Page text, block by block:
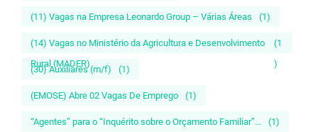
(11) Vagas na Empresa Leonardo Group – Várias Áreas (1)
(14) Vagas no Ministério da Agricultura e Desenvolvimento
Rural (MADER)
(1
)
(30) Auxiliares (m/f) (1)
(EMOSE) Abre 02 Vagas De Emprego (1)
“Agentes” para o “Inquérito sobre o Orçamento Familiar”... (1)